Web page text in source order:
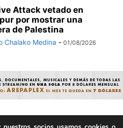
Attack vetado en
por mostrar una
de Palestina
Chalako Medina - 01/08/2026